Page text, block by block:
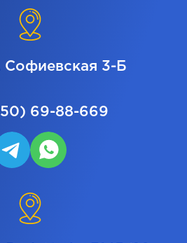
Софиевская 3-Б
69-88-669